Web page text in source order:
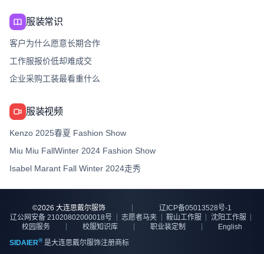
服装常识
客户为什么愿意长期合作
工作服报价低却难成交
企业采购工装最看重什么
服装视频
Kenzo 2025春夏 Fashion Show
Miu Miu FallWinter 2024 Fashion Show
Isabel Marant Fall Winter 2024走秀
©2026 大连思戴尔服饰
辽ICP备05013528号-1
辽公网安备 21020802000018号
志愿者马夹 鞍山工作服
沈阳工作服
校园服务
校服知识库 职业装定制
English
SIDAIER®是大连思戴尔服饰注册商标